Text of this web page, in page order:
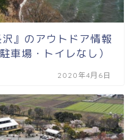
』のアウトドア情報
車場・トイレなし）
2020年4月6日